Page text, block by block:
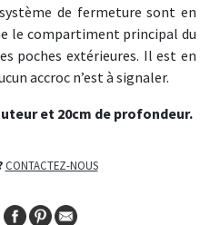
de fermeture sont en
le compartiment principal du
poches extérieures. Il est en
accroc n’est à signaler.
et 20cm de profondeur.
CONTACTEZ-NOUS